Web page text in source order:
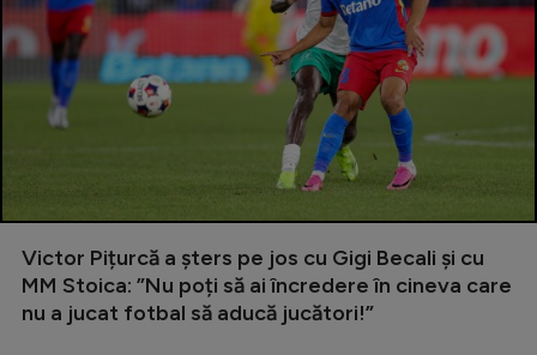
Victor Pițurcă a șters pe jos cu Gigi Becali și cu
MM Stoica: ”Nu poți să ai încredere în cineva care
nu a jucat fotbal să aducă jucători!”